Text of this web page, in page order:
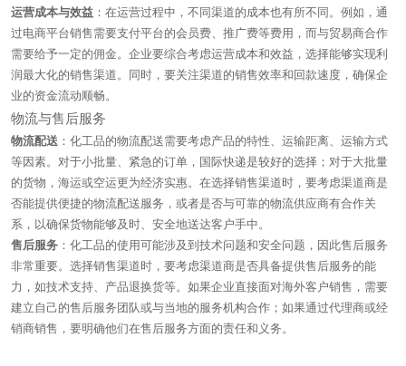
运营成本与效益 ：在运营过程中，不同渠道的成本也有所不同。例如，通
过电商平台销售需要支付平台的会员费、推广费等费用，而与贸易商合作
需要给予一定的佣金。企业要综合考虑运营成本和效益，选择能够实现利
润最大化的销售渠道。同时，要关注渠道的销售效率和回款速度，确保企
业的资金流动顺畅。
物流与售后服务
物流配送 ：化工品的物流配送需要考虑产品的特性、运输距离、运输方式
等因素。对于小批量、紧急的订单，国际快递是较好的选择；对于大批量
的货物，海运或空运更为经济实惠。在选择销售渠道时，要考虑渠道商是
否能提供便捷的物流配送服务，或者是否与可靠的物流供应商有合作关
系，以确保货物能够及时、安全地送达客户手中。
售后服务 ：化工品的使用可能涉及到技术问题和安全问题，因此售后服务
非常重要。选择销售渠道时，要考虑渠道商是否具备提供售后服务的能
力，如技术支持、产品退换货等。如果企业直接面对海外客户销售，需要
建立自己的售后服务团队或与当地的服务机构合作；如果通过代理商或经
销商销售，要明确他们在售后服务方面的责任和义务。